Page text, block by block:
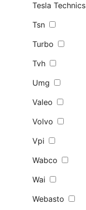
Tesla Technics
Tsn
Turbo
Tvh
Umg
Valeo
Volvo
Vpi
Wabco
Wai
Webasto